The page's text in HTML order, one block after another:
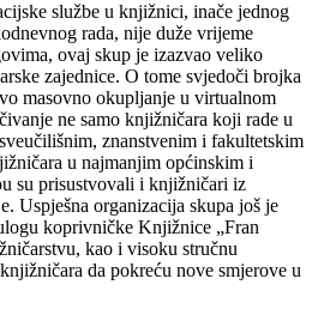
službe u knjižnici, inače jednog
rada, nije duže vrijeme
ovaj skup je izazvao veliko
zajednice. O tome svjedoči brojka
masovno okupljanje u virtualnom
ne samo knjižničara koji rade u
znanstvenim i fakultetskim
u najmanjim općinskim i
su prisustvovali i knjižničari iz
Uspješna organizacija skupa još je
koprivničke Knjižnice „Fran
kao i visoku stručnu
da pokreću nove smjerove u